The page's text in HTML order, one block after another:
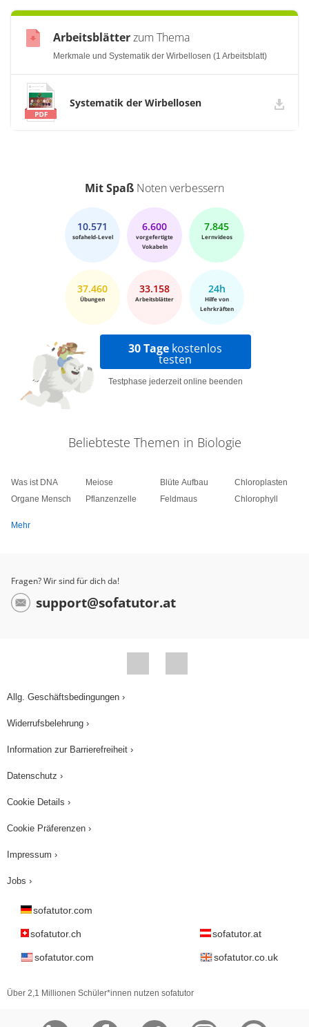
Arbeitsblätterzum Thema
Merkmale und Systematik der Wirbellosen (1 Arbeitsblatt)
Systematik der Wirbellosen
Mit Spaß Noten verbessern
10.571
sofaheld-Level
6.600
vorgefertigte
Vokabeln
7.845
Lernvideos
37.460
Übungen
33.158
Arbeitsblätter
24h
Hilfe von
Lehrkräften
30 Tage kostenlos
testen
Testphase jederzeit online beenden
Beliebteste Themen in Biologie
Was ist DNA
Organe Mensch
Meiose
Pflanzenzelle
Blüte Aufbau
Feldmaus
Chloroplasten
Chlorophyll
Mehr
Fragen? Wir sind für dich da!
support@sofatutor.at
Allg. Geschäftsbedingungen ›
Widerrufsbelehrung ›
Information zur Barrierefreiheit ›
Datenschutz ›
Cookie Details ›
Cookie Präferenzen ›
Impressum ›
Jobs ›
sofatutor.com
sofatutor.ch sofatutor.at
sofatutor.com sofatutor.co.uk
Über 2,1 Millionen Schüler*innen nutzen sofatutor